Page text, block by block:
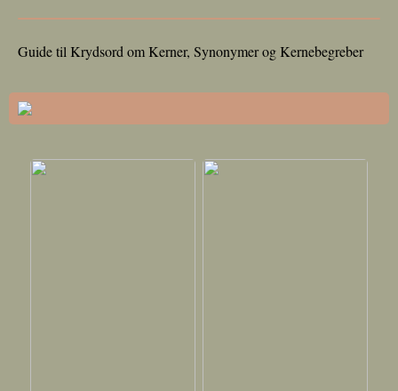
Guide til Krydsord om Kerner, Synonymer og Kernebegreber